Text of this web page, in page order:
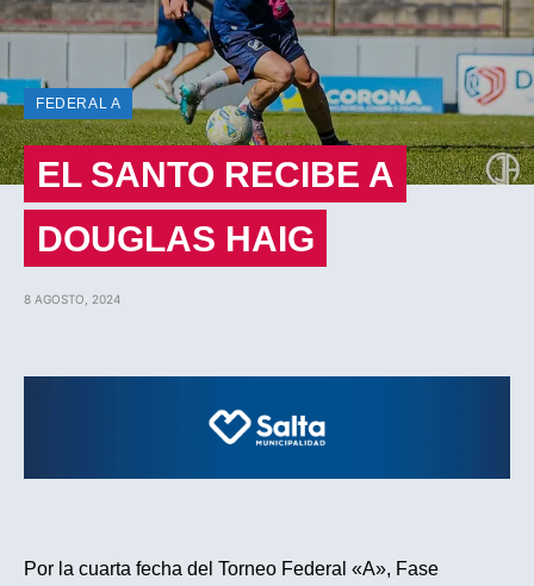
FEDERAL A
EL SANTO RECIBE A
DOUGLAS HAIG
8 AGOSTO, 2024
Por la cuarta fecha del Torneo Federal «A», Fase